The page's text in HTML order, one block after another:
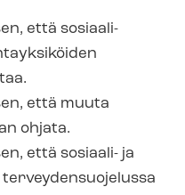
että sosiaali-
että muuta
ohjata.
että sosiaali- ja